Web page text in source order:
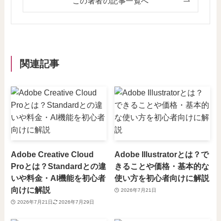
関連記事
Adobe Creative Cloud
Proとは？Standardとの違
いや料金・AI機能を初心者
向けに解説
2026年7月21日 2026年7月29日
Adobe Illustratorとは？で
きることや価格・基本的な
使い方を初心者向けに解説
2026年7月21日